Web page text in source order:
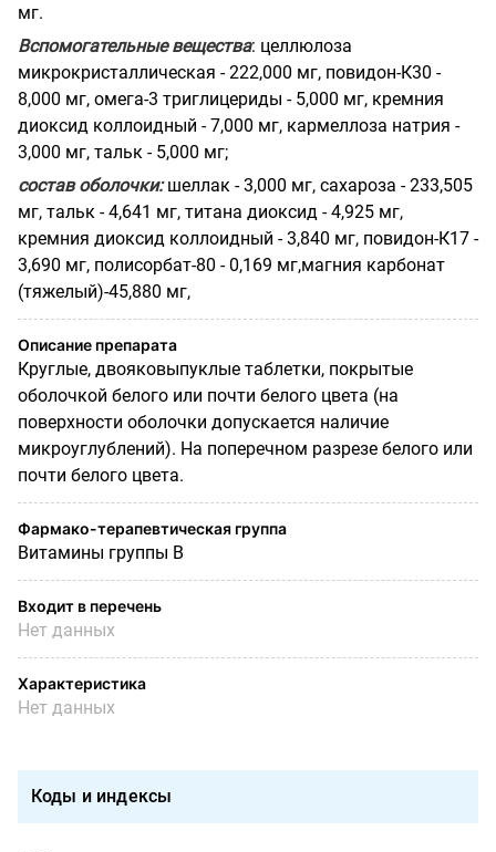
мг.
Вспомогательные вещества: целлюлоза
микрокристаллическая - 222,000 мг, повидон-К30 -
8,000 мг, омега-3 триглицериды - 5,000 мг, кремния
диоксид коллоидный - 7,000 мг, кармеллоза натрия -
3,000 мг, тальк - 5,000 мг;
состав оболочки:шеллак - 3,000 мг, сахароза - 233,505
мг, тальк - 4,641 мг, титана диоксид - 4,925 мг,
кремния диоксид коллоидный - 3,840 мг, повидон-К17 -
3,690 мг, полисорбат-80 - 0,169 мг,магния карбонат
(тяжелый)-45,880 мг,
Описание препарата
Круглые, двояковыпуклые таблетки, покрытые
оболочкой белого или почти белого цвета (на
поверхности оболочки допускается наличие
микроуглублений). На поперечном разрезе белого или
почти белого цвета.
Фармако-терапевтическая группа
Витамины группы В
Входит в перечень
Нет данных
Характеристика
Нет данных
Коды и индексы